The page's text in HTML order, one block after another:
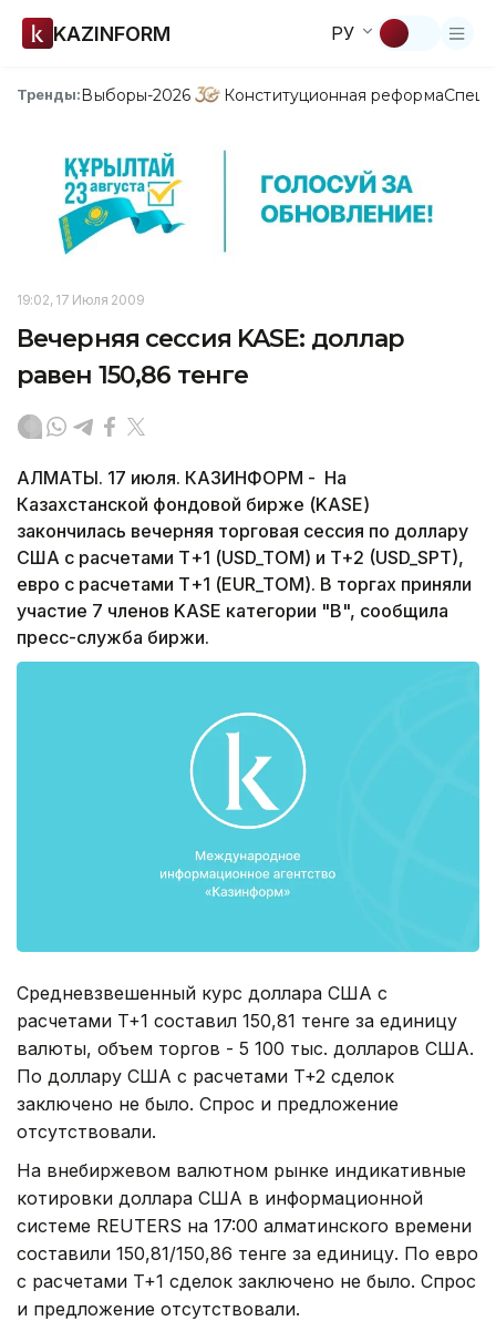
KAZINFORM РУ
Тренды:Выборы-2026 Конституционная реформа
19:02, 17 Июля 2009
Вечерняя сессия KASE: доллар
равен 150,86 тенге
АЛМАТЫ. 17 июля. КАЗИНФОРМ - На
Казахстанской фондовой бирже (KASE)
закончилась вечерняя торговая сессия по доллару
США с расчетами Т+1 (USD_TOM) и T+2 (USD_SPT),
евро с расчетами Т+1 (EUR_TOM). В торгах приняли
участие 7 членов KASE категории "B", сообщила
пресс-служба биржи.
Средневзвешенный курс доллара США с
расчетами T+1 составил 150,81 тенге за единицу
валюты, объем торгов - 5 100 тыс. долларов США.
По доллару США с расчетами T+2 сделок
заключено не было. Спрос и предложение
отсутствовали.
На внебиржевом валютном рынке индикативные
котировки доллара США в информационной
системе REUTERS на 17:00 алматинского времени
составили 150,81/150,86 тенге за единицу. По евро
с расчетами T+1 сделок заключено не было. Спрос
и предложение отсутствовали.